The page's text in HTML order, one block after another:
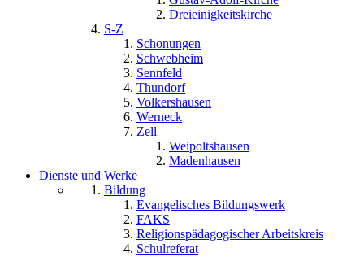
Dreieinigkeitskirche
S-Z
Schonungen
Schwebheim
Sennfeld
Thundorf
Volkershausen
Werneck
Zell
Weipoltshausen
Madenhausen
Dienste und Werke
Bildung
Evangelisches Bildungswerk
FAKS
Religionspädagogischer Arbeitskreis
Schulreferat